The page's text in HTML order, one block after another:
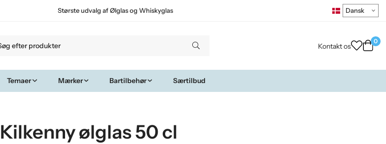
Største udvalg af Ølglas og Whiskyglas
Kontakt os
0
Temaer Mærker Bartilbehør Særtilbud
Kilkenny ølglas 50 cl